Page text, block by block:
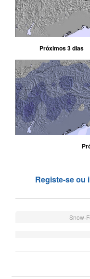
Próximos 3 dias
Registe-se ou
Snow-